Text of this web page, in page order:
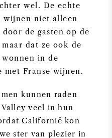
wel. De echte
wijnen niet alleen
de gasten op de
dat ze ook de
in de
Franse wijnen.
kunnen raden
veel in hun
Californië kon
ster van plezier in